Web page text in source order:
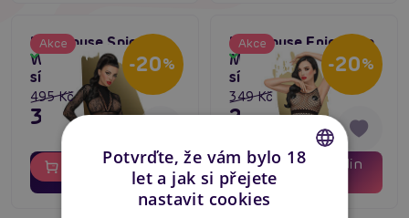
Akce
-20%
02 06 hodin
minut
Penthouse Spicy
Whisper (Black),
síťované bodýčko
Skladem
495 Kč
396 Kč
Do košíku
Akce
-20%
02 dní 06 hodin
06
Penthouse Enjoy The
Moment (Black),
síťované bodýčko
Skladem
349 Kč
279 Kč
Do košíku
Potvrďte, že vám bylo 18
let a jak si přejete
nastavit cookies